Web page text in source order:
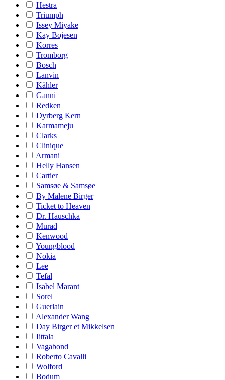
Hestra
Triumph
Issey Miyake
Kay Bojesen
Korres
Tromborg
Bosch
Lanvin
Kähler
Ganni
Redken
Dyrberg Kern
Karmameju
Clarks
Clinique
Armani
Helly Hansen
Cartier
Samsøe & Samsøe
By Malene Birger
Ticket to Heaven
Dr. Hauschka
Murad
Kenwood
Youngblood
Nokia
Lee
Tefal
Isabel Marant
Sorel
Guerlain
Alexander Wang
Day Birger et Mikkelsen
Iittala
Vagabond
Roberto Cavalli
Wolford
Bodum